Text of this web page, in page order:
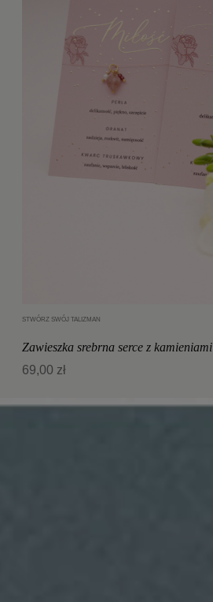
STWÓRZ SWÓJ TALIZMAN
Zawieszka srebrna serce z kamieniami
69,00 zł